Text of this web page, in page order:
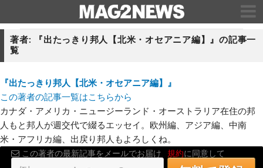
著者: 『出たっきり邦人【北米・オセアニア編】』の記事一
覧
『出たっきり邦人【北米・オセアニア編】』
この著者の記事一覧はこちらから
カナダ・アメリカ・ニュージーランド・オーストラリア在住の邦
人もと邦人が週交代で綴るエッセイ。欧州編、アジア編、中南
米・アフリカ編、出戻り邦人もよろしくね。
この著者の最新記事をメールでお届け 規約に同意して